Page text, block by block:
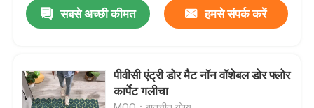
फर्श कालीन गलीचा
लिविंग रूम के फर्श कालीन
सबसे अच्छी कीमत हमसे संपर्क करें
पीवीसी एंट्री डोर मैट नॉन वॉशेबल डोर फ्लोर
कार्पेट गलीचा